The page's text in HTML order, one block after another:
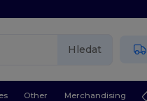
Hledat
Other Merchandising